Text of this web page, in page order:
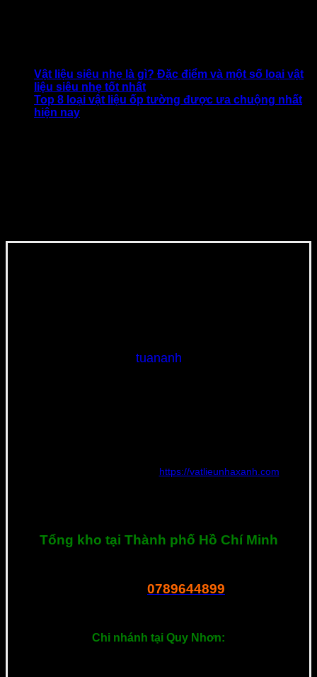
Vật liệu siêu nhẹ là gì? Đặc điểm và một số loại vật
liệu siêu nhẹ tốt nhất
Top 8 loại vật liệu ốp tường được ưa chuộng nhất
hiện nay
tuananh
https://vatlieunhaxanh.com
Tổng kho tại Thành phố Hồ Chí Minh
0789644899
Chi nhánh tại Quy Nhơn: